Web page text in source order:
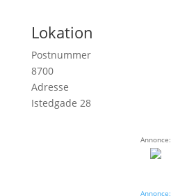
Lokation
Postnummer
8700
Adresse
Istedgade 28
Annonce:
Annonce: